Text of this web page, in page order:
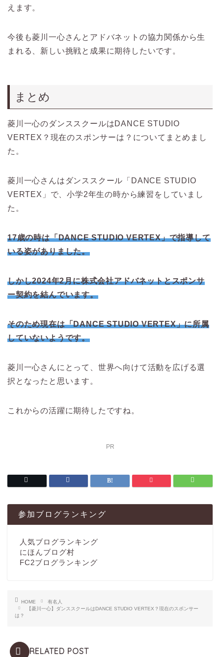
えます。
今後も菱川一心さんとアドバネットの協力関係から生
まれる、新しい挑戦と成果に期待したいです。
まとめ
菱川一心のダンススクールはDANCE STUDIO
VERTEX？現在のスポンサーは？についてまとめまし
た。
菱川一心さんはダンススクール「DANCE STUDIO
VERTEX」で、小学2年生の時から練習をしていまし
た。
17歳の時は「DANCE STUDIO VERTEX」で指導して
いる姿がありました。
しかし2024年2月に株式会社アドバネットとスポンサ
ー契約を結んでいます。
そのため現在は「DANCE STUDIO VERTEX」に所属
していないようです。
菱川一心さんにとって、世界へ向けて活動を広げる選
択となったと思います。
これからの活躍に期待したですね。
PR
参加ブログランキング
人気ブログランキング
にほんブログ村
FC2ブログランキング
HOME
有名人
【菱川一心】ダンススクールはDANCE STUDIO VERTEX？現在のスポンサー
は？
RELATED POST